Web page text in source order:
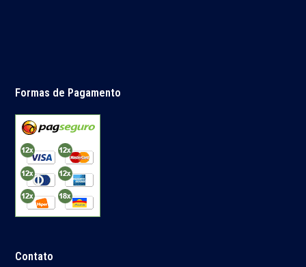
Formas de Pagamento
Contato